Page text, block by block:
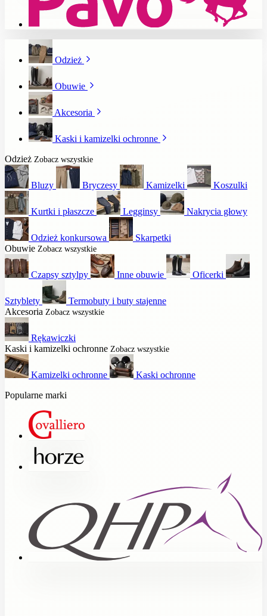
Odzież
Obuwie
Akcesoria
Kaski i kamizelki ochronne
Odzież Zobacz wszystkie
Bluzy Bryczesy Kamizelki Koszulki
Kurtki i płaszcze Legginsy Nakrycia głowy
Odzież konkursowa
Skarpetki
Obuwie Zobacz wszystkie
Czapsy sztylpy Inne obuwie Oficerki
Sztyblety
Termobuty i buty stajenne
Akcesoria Zobacz wszystkie
Rękawiczki
Kaski i kamizelki ochronne Zobacz wszystkie
Kamizelki ochronne
Kaski ochronne
Popularne marki